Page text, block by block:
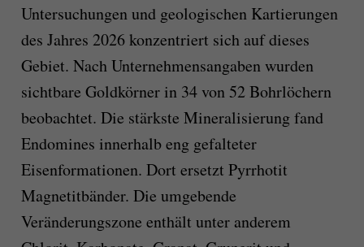
Untersuchungen und geologischen Kartierungen
des Jahres 2026 konzentriert sich auf dieses
Gebiet. Nach Unternehmensangaben wurden
sichtbare Goldkörner in 34 von 52 Bohrlöchern
beobachtet. Die stärkste Mineralisierung fand
Endomines innerhalb eng gefalteter
Eisenformationen. Dort ersetzt Pyrrhotit
Magnetitbänder. Die umgebende
Veränderungszone enthält unter anderem